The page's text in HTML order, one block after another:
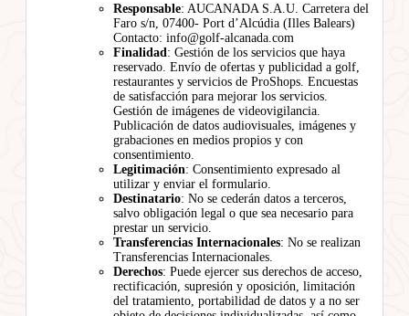
Responsable: AUCANADA S.A.U. Carretera del
Faro s/n, 07400- Port d’Alcúdia (Illes Balears)
Contacto: info@golf-alcanada.com
Finalidad: Gestión de los servicios que haya
reservado. Envío de ofertas y publicidad a golf,
restaurantes y servicios de ProShops. Encuestas
de satisfacción para mejorar los servicios.
Gestión de imágenes de videovigilancia.
Publicación de datos audiovisuales, imágenes y
grabaciones en medios propios y con
consentimiento.
Legitimación: Consentimiento expresado al
utilizar y enviar el formulario.
Destinatario: No se cederán datos a terceros,
salvo obligación legal o que sea necesario para
prestar un servicio.
Transferencias Internacionales: No se realizan
Transferencias Internacionales.
Derechos: Puede ejercer sus derechos de acceso,
rectificación, supresión y oposición, limitación
del tratamiento, portabilidad de datos y a no ser